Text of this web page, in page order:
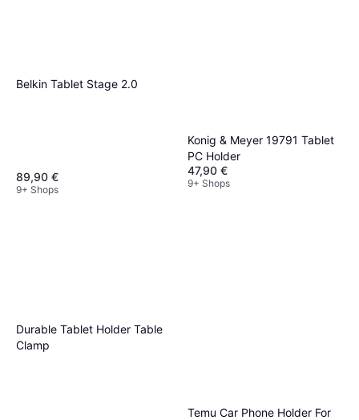
Belkin Tablet Stage 2.0
89,90 €
9+ Shops
Konig & Meyer 19791 Tablet
PC Holder
47,90 €
9+ Shops
Durable Tablet Holder Table
Clamp
Temu Car Phone Holder For